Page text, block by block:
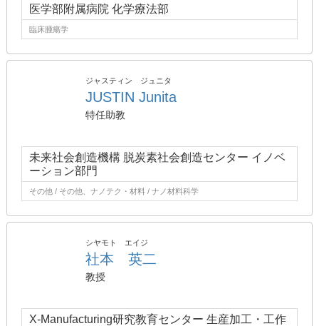
医学部附属病院 化学療法部
臨床腫瘍学
ジャスティン ジュニタ
JUSTIN Junita
特任助教
未来社会創造機構 脱炭素社会創造センター イノベ
ーション部門
その他 / その他、ナノテク・材料 / ナノ材料科学
シヤモト エイジ
社本 英二
教授
X-Manufacturing研究教育センター 生産加工・工作